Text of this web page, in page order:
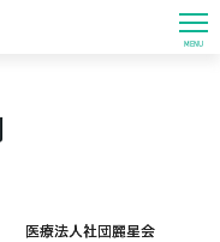
MENU